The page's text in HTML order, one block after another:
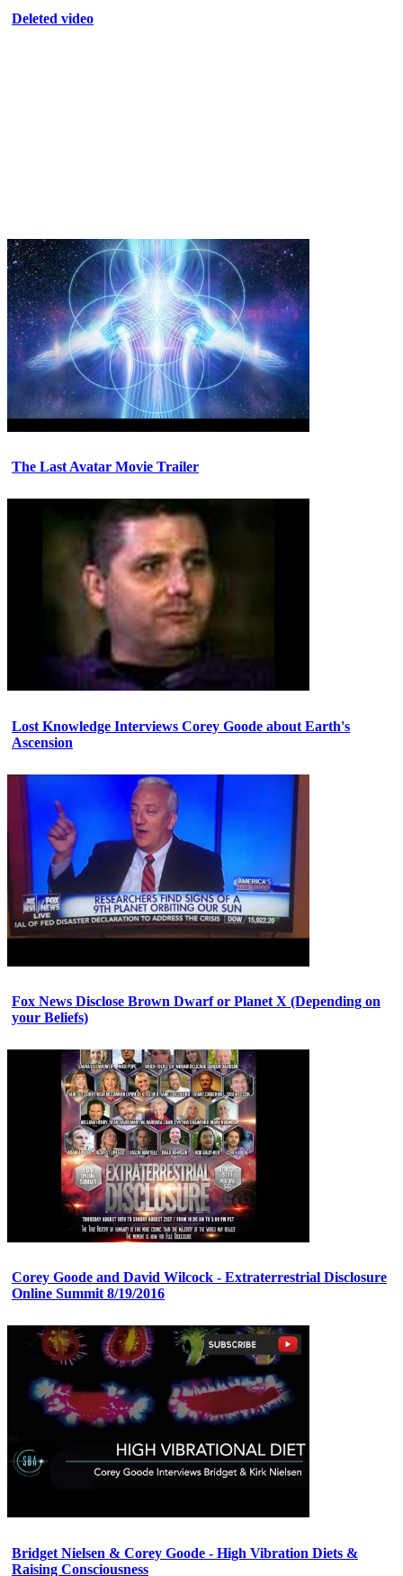
Deleted video
The Last Avatar Movie Trailer
Lost Knowledge Interviews Corey Goode about Earth's
Ascension
Fox News Disclose Brown Dwarf or Planet X (Depending on
your Beliefs)
Corey Goode and David Wilcock - Extraterrestrial Disclosure
Online Summit 8/19/2016
Bridget Nielsen & Corey Goode - High Vibration Diets &
Raising Consciousness